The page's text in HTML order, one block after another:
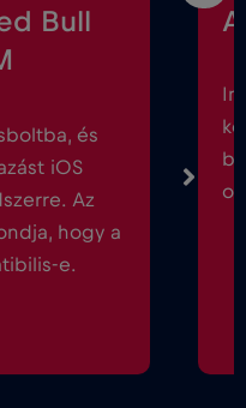
Bull
és
iOS
Az
hogy a
e.